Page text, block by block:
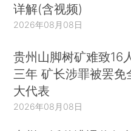
详解(含视频)
2026年08月08日
贵州山脚树矿难致16
三年 矿长涉罪被罢免
大代表
2026年08月08日